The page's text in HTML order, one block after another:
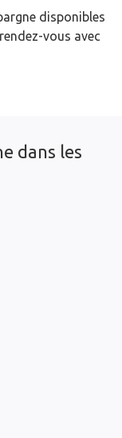
disponibles
vous avec
dans les